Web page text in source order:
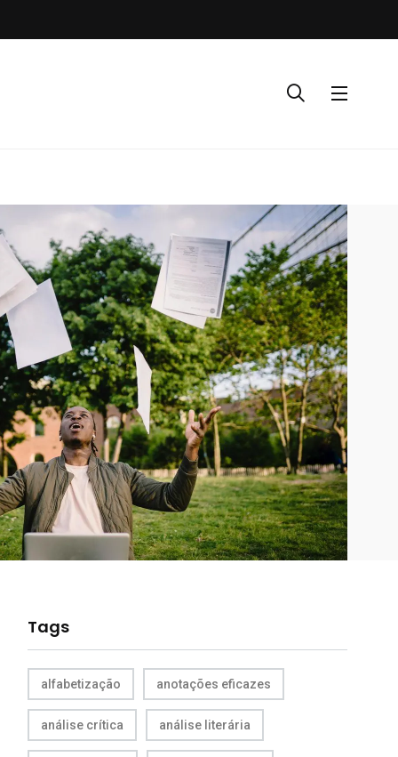
Tags
alfabetização anotações eficazes
análise crítica análise literária